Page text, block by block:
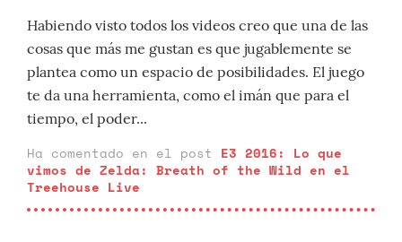
Habiendo visto todos los videos creo que una de las
cosas que más me gustan es que jugablemente se
plantea como un espacio de posibilidades. El juego
te da una herramienta, como el imán que para el
tiempo, el poder...
Ha comentado en el post E3 2016: Lo que
vimos de Zelda: Breath of the Wild en el
Treehouse Live